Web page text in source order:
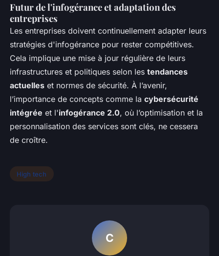
Futur de l'infogérance et adaptation des
entreprises
Les entreprises doivent continuellement adapter leurs
stratégies d'infogérance pour rester compétitives.
Cela implique une mise à jour régulière de leurs
infrastructures et politiques selon les tendances
actuelles et normes de sécurité. À l’avenir,
l’importance de concepts comme la cybersécurité
intégrée et l'infogérance 2.0, où l’optimisation et la
personnalisation des services sont clés, ne cessera
de croître.
High tech
C